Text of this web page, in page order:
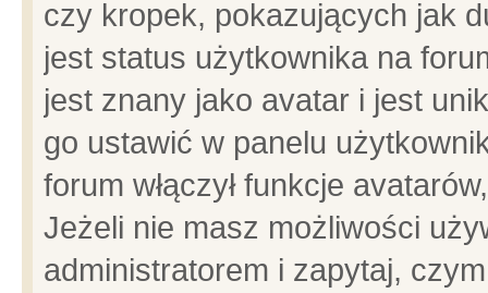
czy kropek, pokazujących jak
jest status użytkownika na
jest znany jako avatar i jest
go ustawić w panelu
forum włączył funkcje
Jeżeli nie masz możliwości
administratorem i zapytaj,